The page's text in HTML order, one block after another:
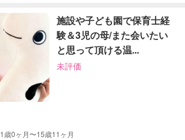
対応可否は個別に相談
可能
対応可能
レビュー
自治体届出済ベビーシッター
看護師
助産師
送迎サポート
施設や子ども園で保育士経
験＆3児の母/また会いたい
と思って頂ける温...
未評価
1歳0ヶ月〜15歳11ヶ月